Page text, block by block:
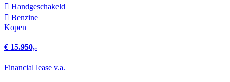
Hand­geschakeld
Benzine
Kopen
€ 15.950,-
Financial lease v.a.